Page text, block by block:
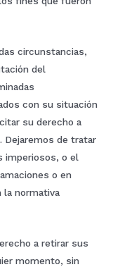
circunstancias,
del
con su situación
su derecho a
Dejaremos de tratar
imperiosos, o el
o en
la normativa
a retirar sus
momento, sin